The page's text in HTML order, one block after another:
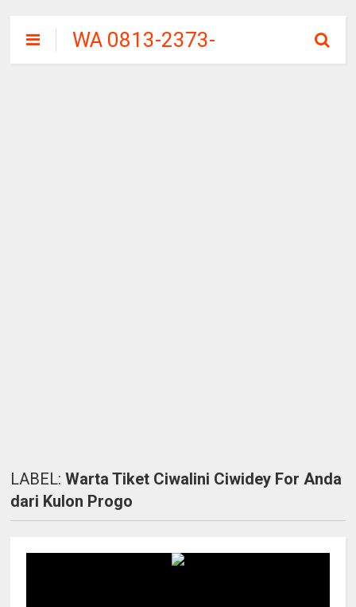
WA 0813-2373-
9973 | WALINI
LABEL:Warta Tiket Ciwalini Ciwidey For Anda
dari Kulon Progo